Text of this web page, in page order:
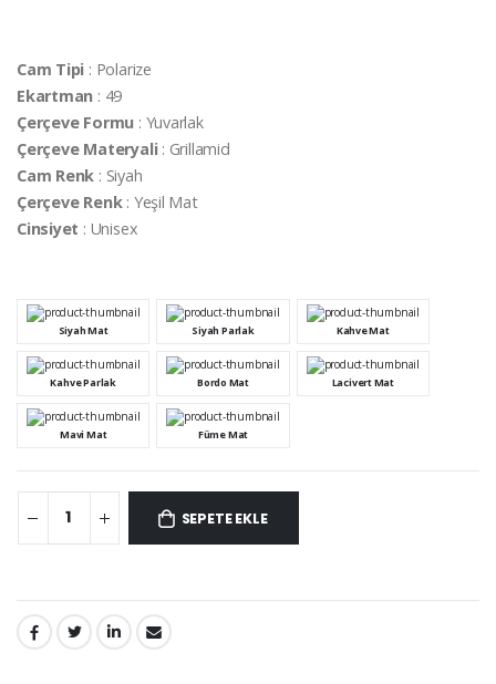
Cam Tipi : Polarize
Ekartman : 49
Çerçeve Formu : Yuvarlak
Çerçeve Materyali: Grillamid
Cam Renk : Siyah
Çerçeve Renk: Yeşil Mat
Cinsiyet : Unisex
Siyah Mat Siyah Parlak Kahve Mat
Kahve Parlak Bordo Mat Lacivert Mat
Mavi Mat Füme Mat
SEPETE EKLE
PAYLAŞ: